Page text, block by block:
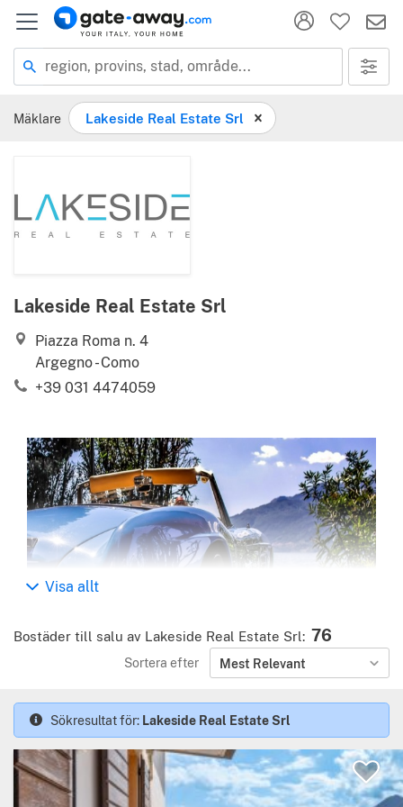
Plats
region, provins, stad, område...
Mäklare Lakeside Real Estate Srl
Lakeside Real Estate Srl
Piazza Roma n. 4
Argegno - Como
+39 031 4474059
Lakeside är en fastighetsbyrå som verkar vid Comosjön
som Italiens bästa fastighetsbyrå för enskilda
kontor vid European Property Awards 2019/2020.
Vi är det mest och bäst utvärderade fastighetsmärket i
området online: våra kunders ord är det bästa beviset på
kvaliteten på vårt arbete.
Visa allt
Bostäder till salu av Lakeside Real Estate Srl: 76
Sortera efter Mest Relevant
Sökresultat för: Lakeside Real Estate Srl